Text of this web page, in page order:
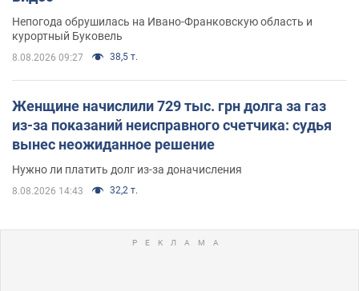
Непогода обрушилась на Ивано-Франковскую область и
курортный Буковель
8.08.2026 09:27 38,5 т.
Женщине начислили 729 тыс. грн долга за газ
из-за показаний неисправного счетчика: судья
вынес неожиданное решение
Нужно ли платить долг из-за доначисления
8.08.2026 14:43 32,2 т.